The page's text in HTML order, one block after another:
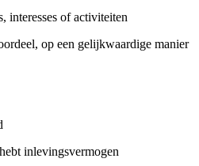
of activiteiten
op een gelijkwaardige manier
inlevingsvermogen